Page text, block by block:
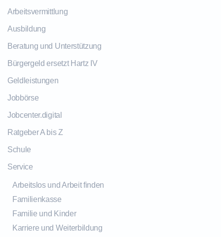
Arbeitsvermittlung
Ausbildung
Beratung und Unterstützung
Bürgergeld ersetzt Hartz IV
Geldleistungen
Jobbörse
Jobcenter.digital
Ratgeber A bis Z
Schule
Service
Arbeitslos und Arbeit finden
Familienkasse
Familie und Kinder
Karriere und Weiterbildung